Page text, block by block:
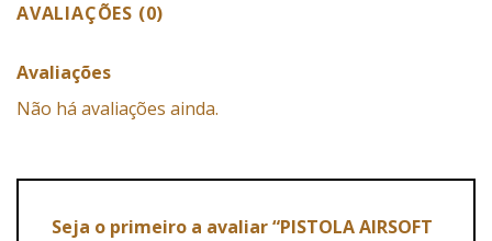
AVALIAÇÕES (0)
Avaliações
Não há avaliações ainda.
Seja o primeiro a avaliar “PISTOLA AIRSOFT